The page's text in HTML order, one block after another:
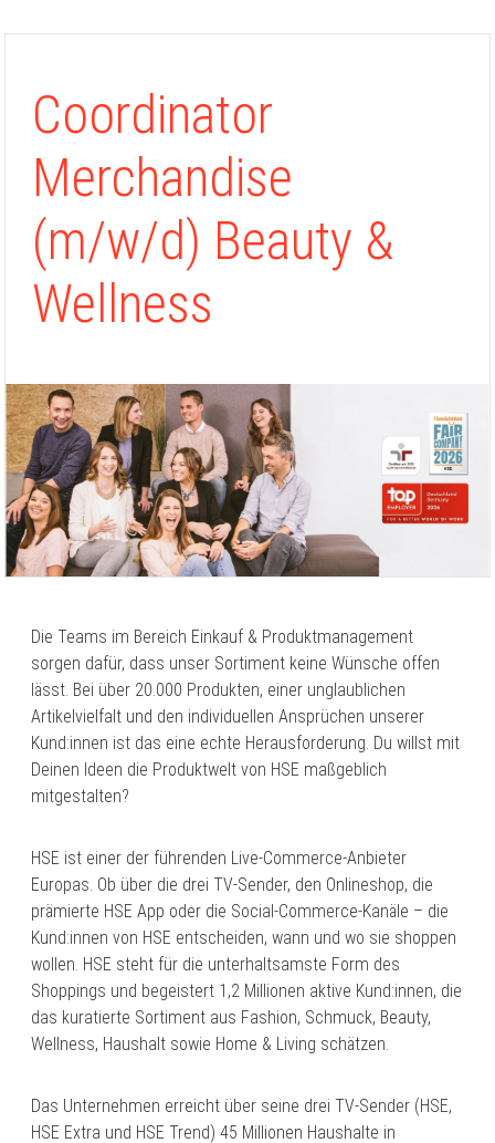
Coordinator
Merchandise
(m/w/d) Beauty &
Wellness
Die Teams im Bereich Einkauf & Produktmanagement
sorgen dafür, dass unser Sortiment keine Wünsche offen
lässt. Bei über 20.000 Produkten, einer unglaublichen
Artikelvielfalt und den individuellen Ansprüchen unserer
Kund:innen ist das eine echte Herausforderung. Du willst mit
Deinen Ideen die Produktwelt von HSE maßgeblich
mitgestalten?
HSE ist einer der führenden Live-Commerce-Anbieter
Europas. Ob über die drei TV-Sender, den Onlineshop, die
prämierte HSE App oder die Social-Commerce-Kanäle – die
Kund:innen von HSE entscheiden, wann und wo sie shoppen
wollen. HSE steht für die unterhaltsamste Form des
Shoppings und begeistert 1,2 Millionen aktive Kund:innen, die
das kuratierte Sortiment aus Fashion, Schmuck, Beauty,
Wellness, Haushalt sowie Home & Living schätzen.
Das Unternehmen erreicht über seine drei TV-Sender (HSE,
HSE Extra und HSE Trend) 45 Millionen Haushalte in